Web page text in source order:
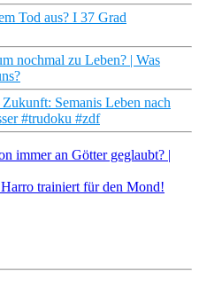
Tod aus? I 37 Grad
nochmal zu Leben? | Was
Semanis Leben nach
#trudoku #zdf
immer an Götter geglaubt? |
trainiert für den Mond!